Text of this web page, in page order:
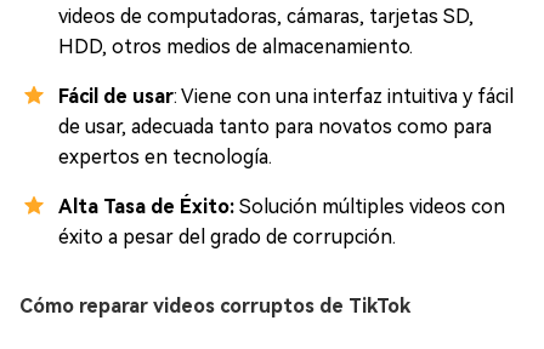
videos de computadoras, cámaras, tarjetas SD,
HDD, otros medios de almacenamiento.
Fácil de usar: Viene con una interfaz intuitiva y fácil
de usar, adecuada tanto para novatos como para
expertos en tecnología.
Alta Tasa de Éxito: Solución múltiples videos con
éxito a pesar del grado de corrupción.
Cómo reparar videos corruptos de TikTok